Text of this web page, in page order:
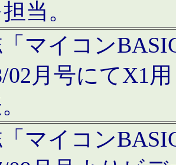
当。
マイコン
02月号にてX1
マイコン